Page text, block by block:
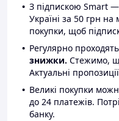
З підпискою Smart —
Україні за 50 грн на
покупки, щоб
Регулярно проходять
знижки. Стежимо,
Актуальні
Великі покупки
до 24 платежів.
банку.